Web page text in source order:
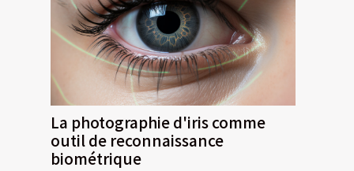
La photographie d'iris comme
outil de reconnaissance
biométrique